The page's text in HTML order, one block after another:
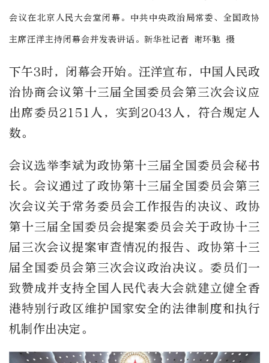
会议在北京人民大会堂闭幕。中共中央政治局常委、全国政协
主席汪洋主持闭幕会并发表讲话。新华社记者 谢环驰 摄
下午3时，闭幕会开始。汪洋宣布，中国人民政
治协商会议第十三届全国委员会第三次会议应
出席委员2151人，实到2043人，符合规定人
数。
会议选举李斌为政协第十三届全国委员会秘书
长。会议通过了政协第十三届全国委员会第三
次会议关于常务委员会工作报告的决议、政协
第十三届全国委员会提案委员会关于政协十三
届三次会议提案审查情况的报告、政协第十三
届全国委员会第三次会议政治决议。委员们一
致赞成并支持全国人民代表大会就建立健全香
港特别行政区维护国家安全的法律制度和执行
机制作出决定。